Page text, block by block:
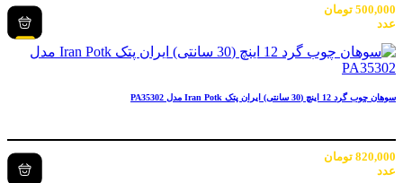
500,000 تومان
عدد
سوهان چوب گرد 12 اینچ (30 سانتی) ایران پتک Iran Potk مدل PA35302
820,000 تومان
عدد